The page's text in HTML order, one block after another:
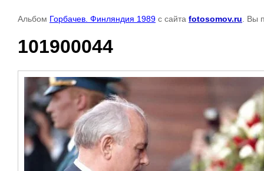
Альбом Горбачев. Финляндия 1989 с сайта fotosomov.ru . Вы
101900044